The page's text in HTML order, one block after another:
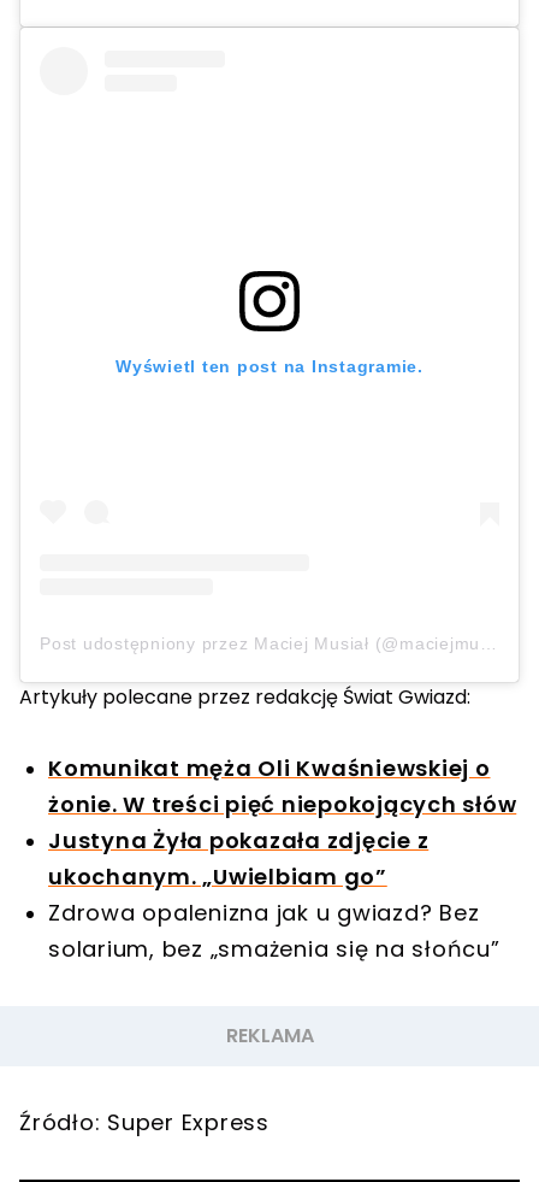
Wyświetl ten post na Instagramie.
Artykuły polecane przez redakcję Świat Gwiazd:
Komunikat męża Oli Kwaśniewskiej o
żonie. W treści pięć niepokojących słów
Justyna Żyła pokazała zdjęcie z
ukochanym. „Uwielbiam go”
Zdrowa opalenizna jak u gwiazd? Bez
solarium, bez „smażenia się na słońcu”
Źródło: Super Express